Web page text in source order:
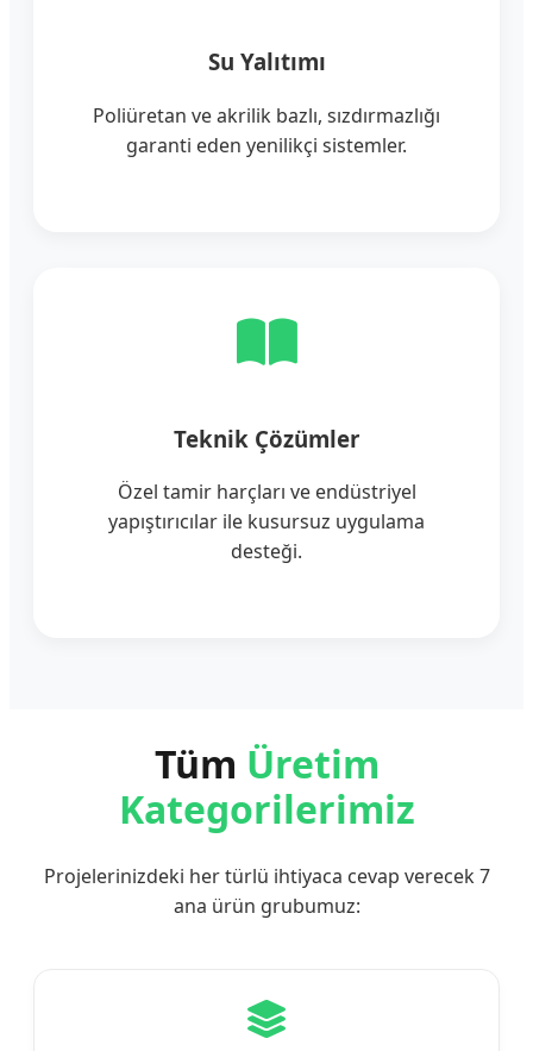
Su Yalıtımı
Poliüretan ve akrilik bazlı, sızdırmazlığı
garanti eden yenilikçi sistemler.
Teknik Çözümler
Özel tamir harçları ve endüstriyel
yapıştırıcılar ile kusursuz uygulama
desteği.
Tüm Üretim
Kategorilerimiz
Projelerinizdeki her türlü ihtiyaca cevap verecek 7
ana ürün grubumuz: